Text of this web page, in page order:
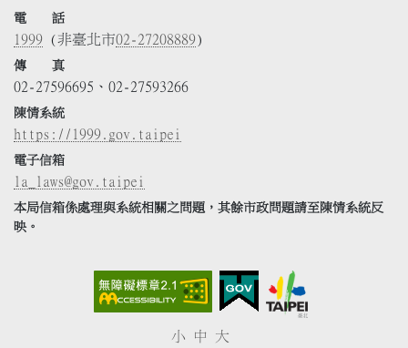
電 話
1999 (非臺北市02-27208889)
傳 真
02-27596695、02-27593266
陳情系統
https://1999.gov.taipei
電子信箱
la_laws@gov.taipei
本局信箱係處理與系統相關之問題，其餘市政問題請至陳情系統反
映。
小 中 大